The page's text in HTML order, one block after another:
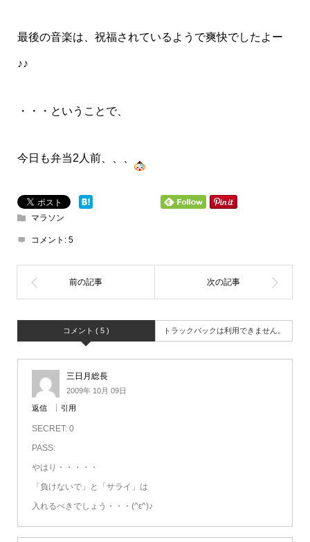
最後の音楽は、祝福されているようで爽快でしたよー
♪♪
・・・ということで、
今日も弁当2人前、、、
マラソン
コメント: 5
コメント ( 5 ) トラックバックは利用できません。
三日月総長
2009年 10月 09日
返信 引用
SECRET: 0
PASS:
やはり・・・・・
「負けないで」と「サライ」は
入れるべきでしょう・・・(^ε^)♪